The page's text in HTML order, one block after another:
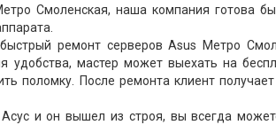
Смоленская, наша компания готова
ремонт серверов Asus Метро
удобства, мастер может выехать на
поломку. После ремонта клиент
и он вышел из строя, вы всегда